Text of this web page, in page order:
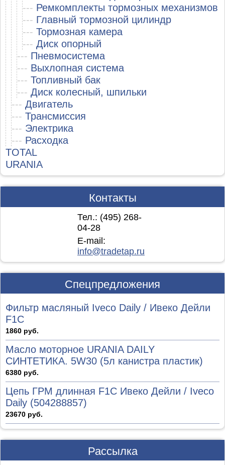
--- Ремкомплекты тормозных механизмов
--- Главный тормозной цилиндр
--- Тормозная камера
--- Диск опорный
--- Пневмосистема
--- Выхлопная система
--- Топливный бак
--- Диск колесный, шпильки
--- Двигатель
--- Трансмиссия
--- Электрика
--- Расходка
TOTAL
URANIA
Контакты
Тел.: (495) 268-
04-28
E-mail:
info@tradetap.ru
Спецпредложения
Фильтр масляный Iveco Daily / Ивеко Дейли
F1C
1860 руб.
Масло моторное URANIA DAILY
СИНТЕТИКА. 5W30 (5л канистра пластик)
6380 руб.
Цепь ГРМ длинная F1C Ивеко Дейли / Iveco
Daily (504288857)
23670 руб.
Рассылка